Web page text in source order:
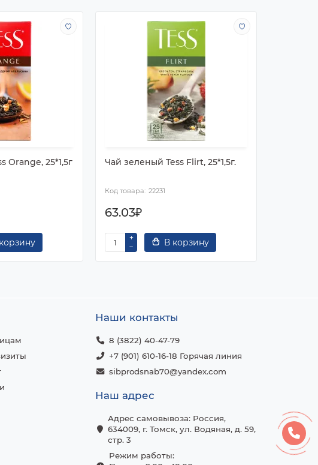
Orange, 25*1,5г Чай зеленый Tess Flirt, 25*1,5г.
22231
63.03₽
В корзину
Наши контакты
8 (3822) 40-47-79
+7 (901) 610-16-18 Горячая линия
sibprodsnab70@yandex.com
Наш адрес
Адрес самовывоза: Россия,
634009, г. Томск, ул. Водяная, д. 59,
стр. 3
Режим работы: